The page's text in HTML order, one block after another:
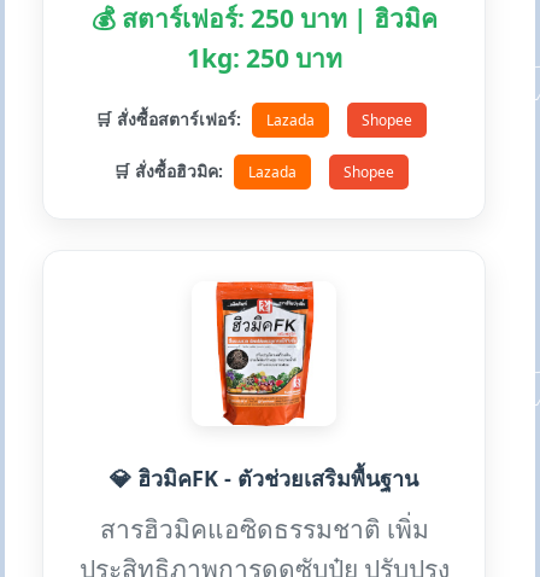
💰 สตาร์เฟอร์: 250 บาท | ฮิวมิค
1kg: 250 บาท
🛒 สั่งซื้อสตาร์เฟอร์: Lazada Shopee
🛒 สั่งซื้อฮิวมิค: Lazada Shopee
💎 ฮิวมิคFK - ตัวช่วยเสริมพื้นฐาน
สารฮิวมิคแอซิดธรรมชาติ เพิ่ม
ประสิทธิภาพการดูดซับปุ๋ย ปรับปรุง